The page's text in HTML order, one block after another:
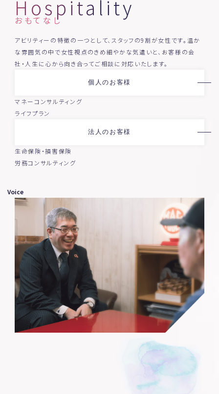
Hospitality
おもてなし
アビリティーの特徴の一つとして、スタッフの9割が女性です。温か
な雰囲気の中で女性視点のきめ細やかな気遣いと、お客様の会
社・人生に心から向き合ってご相談に対応いたします。
個人のお客様
マネーコンサルティング
ライフプラン
法人のお客様
生命保険・損害保険
労務コンサルティング
Voice